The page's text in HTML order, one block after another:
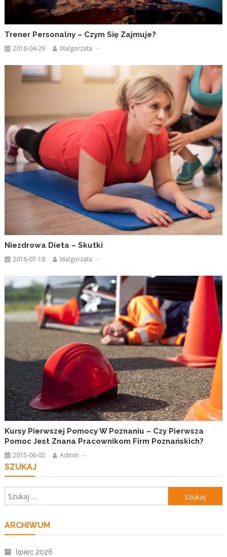
Trener Personalny – Czym Się Zajmuje?
2016-04-29 Malgorzata
Niezdrowa Dieta – Skutki
2016-07-18 Malgorzata
Kursy Pierwszej Pomocy W Poznaniu – Czy Pierwsza
Pomoc Jest Znana Pracownikom Firm Poznańskich?
2015-06-02 Admin
SZUKAJ
Szukaj:
ARCHIWUM
lipiec 2026